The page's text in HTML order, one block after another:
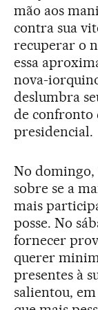
mão aos
contra sua
recuperar o
essa
nova-
deslumbra
de confronto
presidencial.
No
sobre se a
mais
posse. No
fornecer
querer
presentes à
salientou,